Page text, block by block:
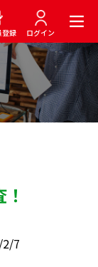
登録 ログイン
7